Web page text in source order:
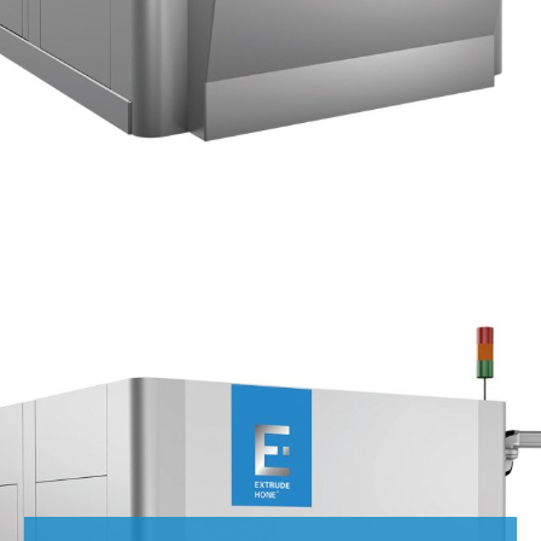
BEREITS ÜBERALL AUF DER WELT
von den Kunden angenommen.
Kunden haben bereits die Automatisierungsfunktionen genutzt,
indem sie die Roboterbeladung hinzugefügt haben, die durch die